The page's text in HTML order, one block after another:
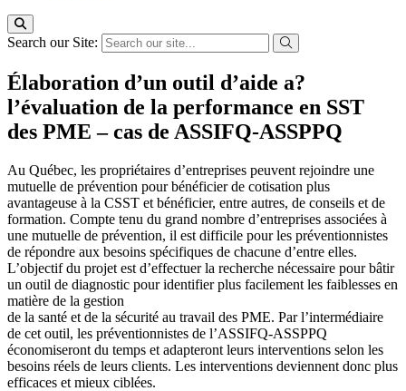
Search our Site:
Élaboration d’un outil d’aide a?
l’évaluation de la performance en SST
des PME – cas de ASSIFQ-ASSPPQ
Au Québec, les propriétaires d’entreprises peuvent rejoindre une
mutuelle de prévention pour bénéficier de cotisation plus
avantageuse à la CSST et bénéficier, entre autres, de conseils et de
formation. Compte tenu du grand nombre d’entreprises associées à
une mutuelle de prévention, il est difficile pour les préventionnistes
de répondre aux besoins spécifiques de chacune d’entre elles.
L’objectif du projet est d’effectuer la recherche nécessaire pour bâtir
un outil de diagnostic pour identifier plus facilement les faiblesses en
matière de la gestion
de la santé et de la sécurité au travail des PME. Par l’intermédiaire
de cet outil, les préventionnistes de l’ASSIFQ-ASSPPQ
économiseront du temps et adapteront leurs interventions selon les
besoins réels de leurs clients. Les interventions deviennent donc plus
efficaces et mieux ciblées.